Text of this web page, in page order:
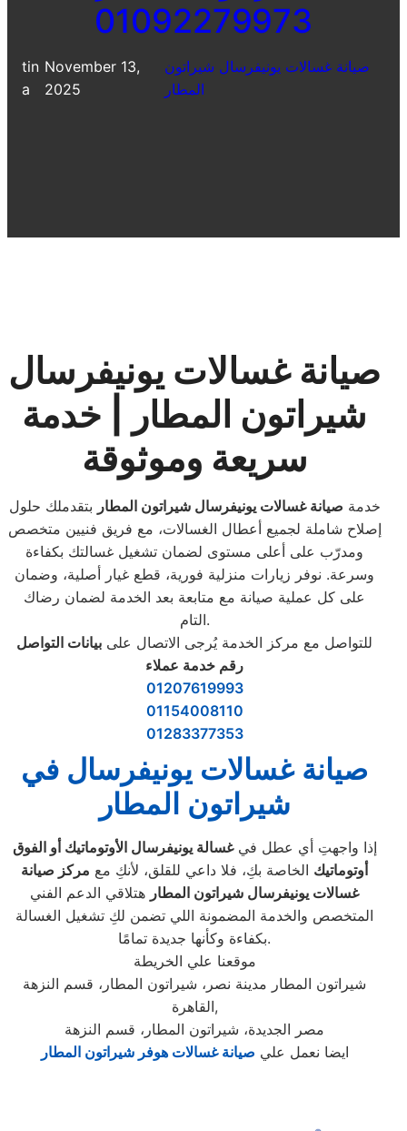
01092279973
tin
a
November 13,
2025
صيانة غسالات يونيفرسال شيراتون
المطار
صيانة غسالات يونيفرسال
شيراتون المطار | خدمة
سريعة وموثوقة
خدمة صيانة غسالات يونيفرسال شيراتون المطار بتقدملك حلول
إصلاح شاملة لجميع أعطال الغسالات، مع فريق فنيين متخصص
ومدرّب على أعلى مستوى لضمان تشغيل غسالتك بكفاءة
وسرعة. نوفر زيارات منزلية فورية، قطع غيار أصلية، وضمان
على كل عملية صيانة مع متابعة بعد الخدمة لضمان رضاك
التام.
للتواصل مع مركز الخدمة يُرجى الاتصال على بيانات التواصل
رقم خدمة عملاء
01207619993
01154008110
01283377353
صيانة غسالات يونيفرسال في
شيراتون المطار
إذا واجهتِ أي عطل فيغسالة يونيفرسال الأوتوماتيك أو الفوق
أوتوماتيك الخاصة بكِ، فلا داعي للقلق، لأنكِ مع مركز صيانة
غسالات يونيفرسال شيراتون المطار هتلاقي الدعم الفني
المتخصص والخدمة المضمونة اللي تضمن لكِ تشغيل الغسالة
بكفاءة وكأنها جديدة تمامًا.
موقعنا علي الخريطة
شيراتون المطار مدينة نصر، شيراتون المطار، قسم النزهة
,القاهرة
مصر الجديدة، شيراتون المطار، قسم النزهة
ايضا نعمل علي صيانة غسالات هوفر شيراتون المطار